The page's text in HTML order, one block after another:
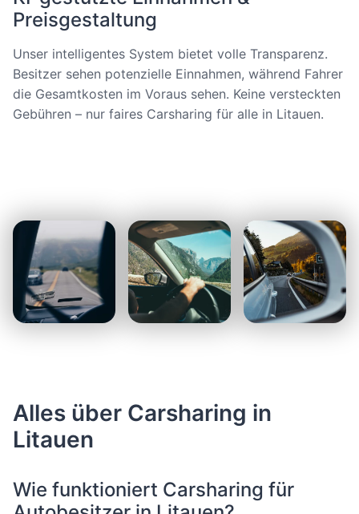
Preisgestaltung
Unser intelligentes System bietet volle Transparenz.
Besitzer sehen potenzielle Einnahmen, während Fahrer
die Gesamtkosten im Voraus sehen. Keine versteckten
Gebühren – nur faires Carsharing für alle in Litauen.
Alles über Carsharing in
Litauen
Wie funktioniert Carsharing für